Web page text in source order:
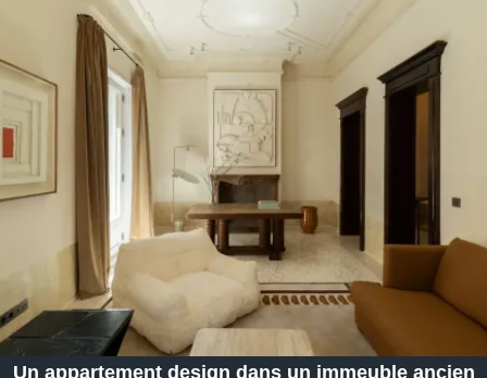
Un appartement design dans un immeuble ancien